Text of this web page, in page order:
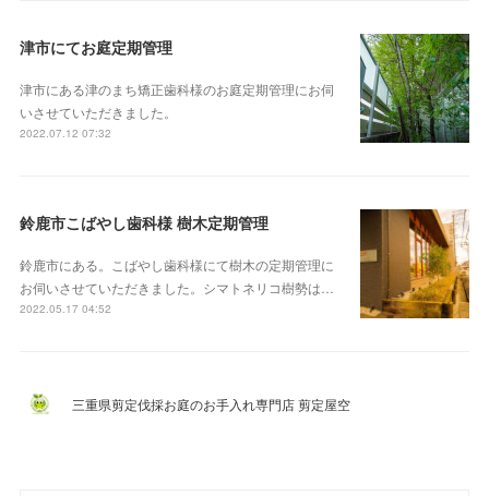
津市にてお庭定期管理
津市にある津のまち矯正歯科様のお庭定期管理にお伺
いさせていただきました。
2022.07.12 07:32
鈴鹿市こばやし歯科様 樹木定期管理
鈴鹿市にある。こばやし歯科様にて樹木の定期管理に
お伺いさせていただきました。シマトネリコ樹勢は…
2022.05.17 04:52
三重県剪定伐採お庭のお手入れ専門店 剪定屋空